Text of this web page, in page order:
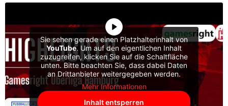
Sie sehen gerade einen Platzhalterinhalt von
YouTube. Um auf den eigentlichen Inhalt
zuzugreifen, klicken Sie auf die Schaltfläche
unten. Bitte beachten Sie, dass dabei Daten
an Drittanbieter weitergegeben werden.
Mehr Informationen
Inhalt entsperren